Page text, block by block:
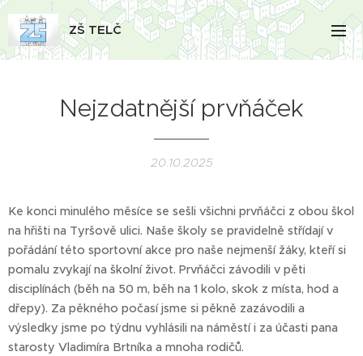
ZŠ TELČ
Nejzdatnější prvňáček
20.10.2025
Ke konci minulého měsíce se sešli všichni prvňáčci z obou škol
na hřišti na Tyršově ulici. Naše školy se pravidelně střídají v
pořádání této sportovní akce pro naše nejmenší žáky, kteří si
pomalu zvykají na školní život. Prvňáčci závodili v pěti
disciplínách (běh na 50 m, běh na 1 kolo, skok z místa, hod a
dřepy). Za pěkného počasí jsme si pěkně zazávodili a
výsledky jsme po týdnu vyhlásili na náměstí i za účasti pana
starosty Vladimíra Brtníka a mnoha rodičů.